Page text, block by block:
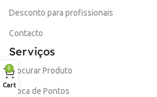
Desconto para profissionais
Contacto
Serviços
Procurar Produto
Troca de Pontos
0
Cart